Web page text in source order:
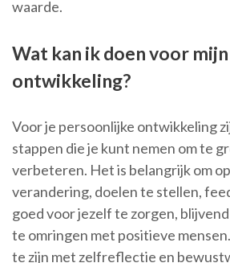
waarde.
Wat kan ik doen voor
ontwikkeling?
Voor je persoonlijke ontwikkeling
stappen die je kunt nemen om te
verbeteren. Het is belangrijk om
verandering, doelen te stellen,
goed voor jezelf te zorgen,
te omringen met positieve
te zijn met zelfreflectie en